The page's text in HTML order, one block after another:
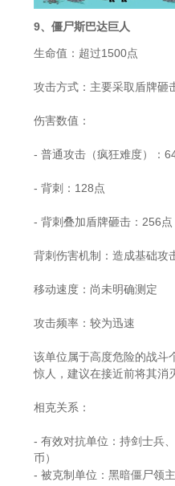
9、僵尸斯巴达巨人
生命值：超过1500点
攻击方式：主要采取盾牌砸
伤害数值：
- 普通攻击（疯狂难度）：
- 背刺：128点
- 背刺叠加盾牌砸击：256点
背刺伤害机制：造成基础攻
移动速度：尚未明确测定
攻击频率：较为迅速
该单位属于高度危险的战斗
惊人，建议在接近前将其消
相克关系：
- 有效对抗单位：持剑士兵
币）
- 被克制单位：黑暗僵尸领